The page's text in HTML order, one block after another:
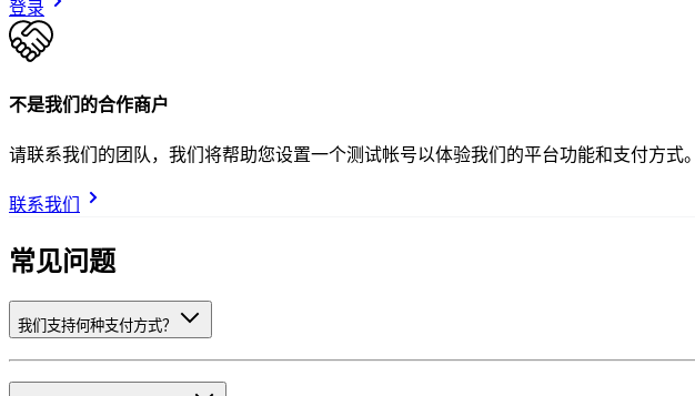
登录
不是我们的合作商户
请联系我们的团队，我们将帮助您设置一个测试帐号以体验我们的平台功能和支付方式。
联系我们
常见问题
我们支持何种支付方式？